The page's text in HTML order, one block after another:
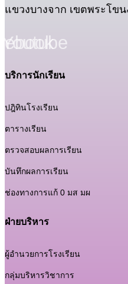
แขวงบางจาก เขตพระโข
Youtube
บริการนักเรียน
ปฎิทินโรงเรียน
ตารางเรียน
ตรวจสอบผลการเรียน
บันทึกผลการเรียน
ช่องทางการแก้ 0 มส มผ
ฝ่ายบริหาร
ผู้อำนวยการโรงเรียน
กลุ่มบริหารวิชาการ